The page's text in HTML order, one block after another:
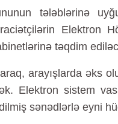
tələblərinə
Elektron
təqdim
arayışlarda əks
Elektron sistem
sənədlərlə eyni